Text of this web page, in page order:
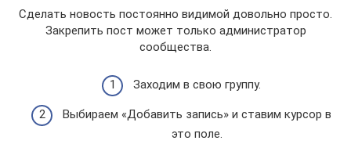
Сделать новость постоянно видимой довольно просто.
Закрепить пост может только администратор
сообщества.
Заходим в свою группу.
Выбираем «Добавить запись» и ставим курсор в
это поле.